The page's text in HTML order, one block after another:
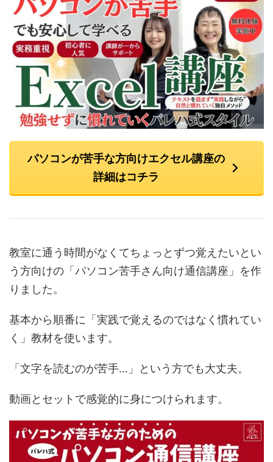
パソコンが苦手な方向けエクセル講座の
詳細はコチラ
教室に通う時間がなくてちょっとずつ覚えたいとい
う方向けの「パソコン苦手さん向け通信講座」を作
りました。
基本から順番に「実践で覚えるのではなく慣れてい
く」教材を使います。
「文字を読むのが苦手…」という方でも大丈夫。
動画とセットで感覚的に身につけられます。